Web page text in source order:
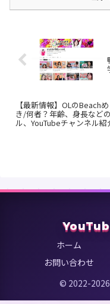
【最新情報】OLのBeach
き/何者？年齢、身長など
ル、YouTubeチャンネル紹
ホーム
お問い合わせ
© 2022-2026